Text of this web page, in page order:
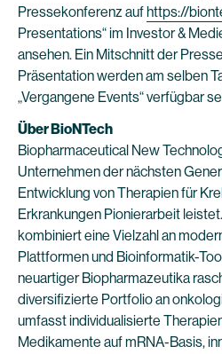
Pressekonferenz aufhttps://
Presentations“ im Investor &
ansehen. Ein Mitschnitt der
Präsentation werden am selben
„Vergangene Events“ verfügbar
Über BioNTech
Biopharmaceutical New
Unternehmen der nächsten
Entwicklung von Therapien für
Erkrankungen Pionierarbeit
kombiniert eine Vielzahl an
Plattformen und Bioinformatik-
neuartiger Biopharmazeutika
diversifizierte Portfolio an
umfasst individualisierte
Medikamente auf mRNA-Basis,